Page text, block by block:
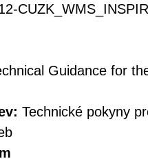
Guidance for
Technické pokyny